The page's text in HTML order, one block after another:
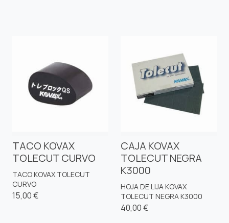
TACO KOVAX
TOLECUT CURVO
TACO KOVAX TOLECUT
CURVO
15,00 €
CAJA KOVAX
TOLECUT NEGRA
K3000
HOJA DE LIJA KOVAX
TOLECUT NEGRA K3000
40,00 €